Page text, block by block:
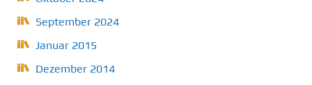
September 2024
Januar 2015
Dezember 2014